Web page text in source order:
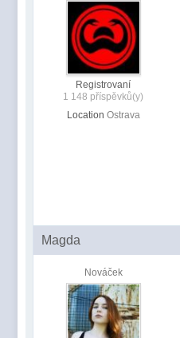
Registrovaní
1 148 příspěvků(y)
Location Ostrava
Magda
Nováček